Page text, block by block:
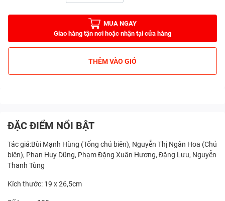
MUA NGAY
Giao hàng tận nơi hoặc nhận tại cửa hàng
THÊM VÀO GIỎ
ĐẶC ĐIỂM NỔI BẬT
Tác giả:Bùi Mạnh Hùng (Tổng chủ biên), Nguyễn Thị Ngân Hoa (Chủ
biên), Phan Huy Dũng, Phạm Đặng Xuân Hương, Đặng Lưu, Nguyễn
Thanh Tùng
Kích thước: 19 x 26,5cm